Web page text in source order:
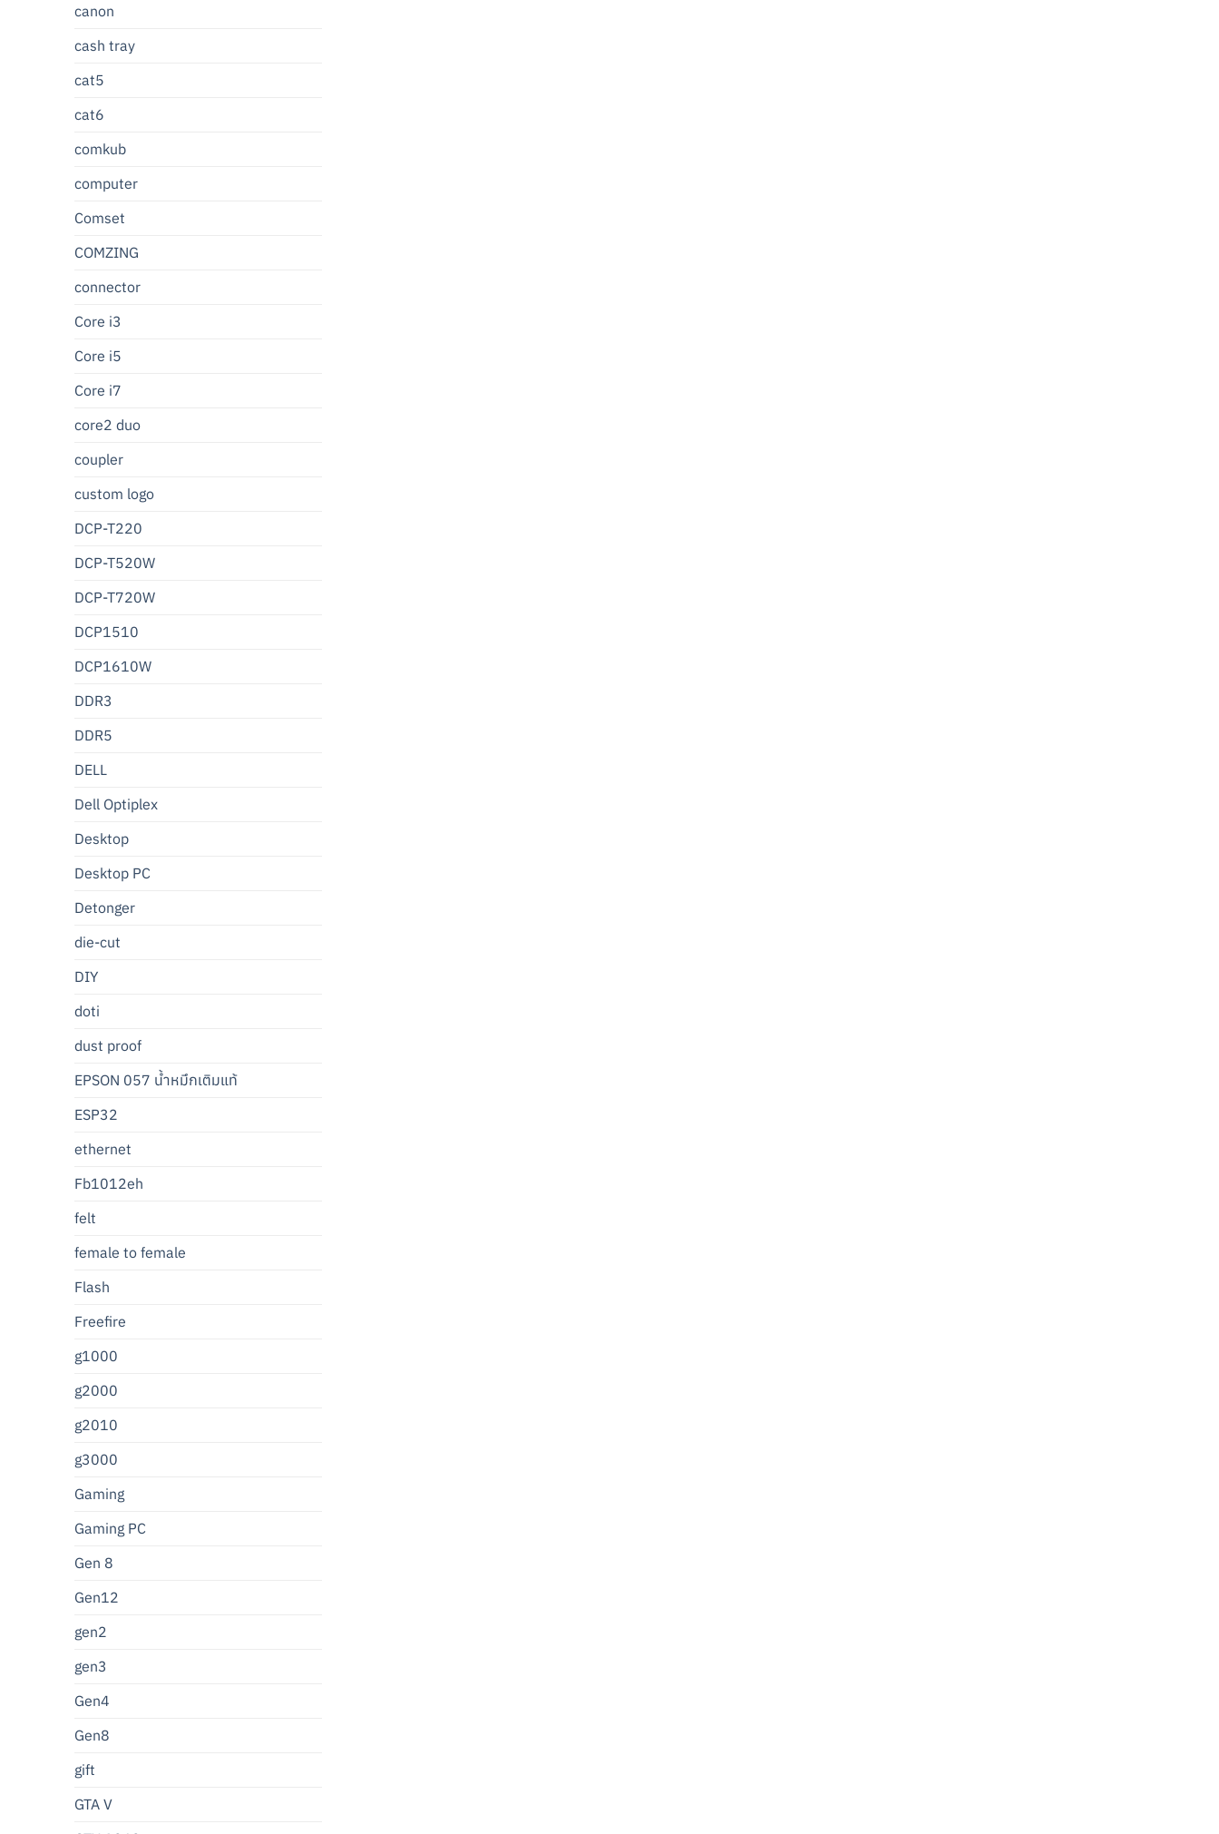
canon
cash tray
cat5
cat6
comkub
computer
Comset
COMZING
connector
Core i3
Core i5
Core i7
core2 duo
coupler
custom logo
DCP-T220
DCP-T520W
DCP-T720W
DCP1510
DCP1610W
DDR3
DDR5
DELL
Dell Optiplex
Desktop
Desktop PC
Detonger
die-cut
DIY
doti
dust proof
EPSON 057 น้ำหมึกเติมแท้
ESP32
ethernet
Fb1012eh
felt
female to female
Flash
Freefire
g1000
g2000
g2010
g3000
Gaming
Gaming PC
Gen 8
Gen12
gen2
gen3
Gen4
Gen8
gift
GTA V